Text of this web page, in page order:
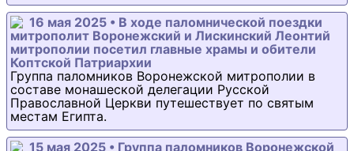
16 мая 2025 • В ходе паломнической поездки
митрополит Воронежский и Лискинский Леонтий
митрополии посетил главные храмы и обители
Коптской Патриархии
Группа паломников Воронежской митрополии в
составе монашеской делегации Русской
Православной Церкви путешествует по святым
местам Египта.
15 мая 2025 • Группа паломников Воронежской